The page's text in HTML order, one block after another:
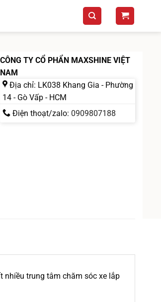
CÔNG TY CỔ PHẨN MAXSHINE VIỆT
NAM
Địa chỉ: LK038 Khang Gia - Phường
14 - Gò Vấp - HCM
Điện thoạt/zalo: 0909807188
nhiều trung tâm chăm sóc xe lắp